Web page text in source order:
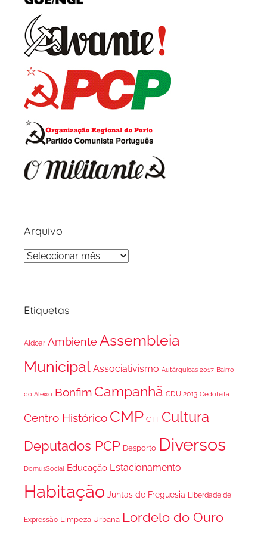
Arquivo
Arquivo
Etiquetas
Aldoar Ambiente Assembleia
Municipal Associativismo Autárquicas 2017 Bairro
do Aleixo Bonfim Campanhã CDU 2013 Cedofeita
Centro Histórico CMP CTT Cultura
Deputados PCP Desporto Diversos
DomusSocial Educação Estacionamento
Habitação Juntas de Freguesia Liberdade de
Expressão Limpeza Urbana Lordelo do Ouro